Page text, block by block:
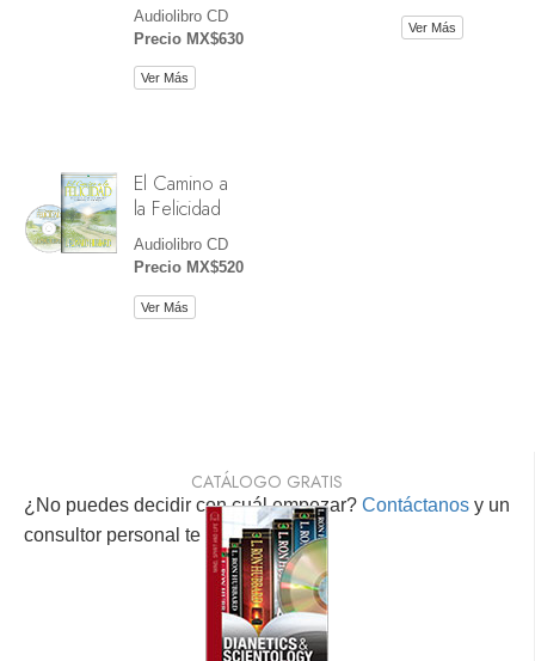
Audiolibro CD
Precio MX$630
Ver Más
Ver Más
El Camino a
la Felicidad
Audiolibro CD
Precio MX$520
Ver Más
¿No puedes decidir con cuál empezar? Contáctanos y un
consultor personal te ayudará.
CATÁLOGO GRATIS